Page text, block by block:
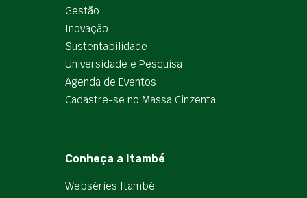
Gestão
Inovação
Sustentabilidade
Universidade e Pesquisa
Agenda de Eventos
Cadastre-se no Massa Cinzenta
Conheça a Itambé
Webséries Itambé